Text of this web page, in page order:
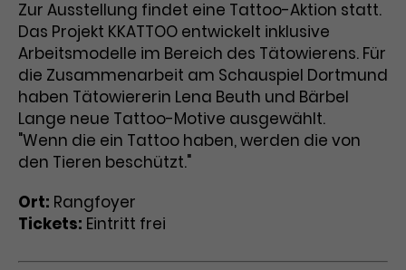
Zur Ausstellung findet eine Tattoo-Aktion statt.
Das Projekt KKATTOO entwickelt inklusive
Arbeitsmodelle im Bereich des Tätowierens. Für
die Zusammenarbeit am Schauspiel Dortmund
haben Tätowiererin Lena Beuth und Bärbel
Lange neue Tattoo-Motive ausgewählt.
"Wenn die ein Tattoo haben, werden die von
den Tieren beschützt."
Ort: Rangfoyer
Tickets: Eintritt frei